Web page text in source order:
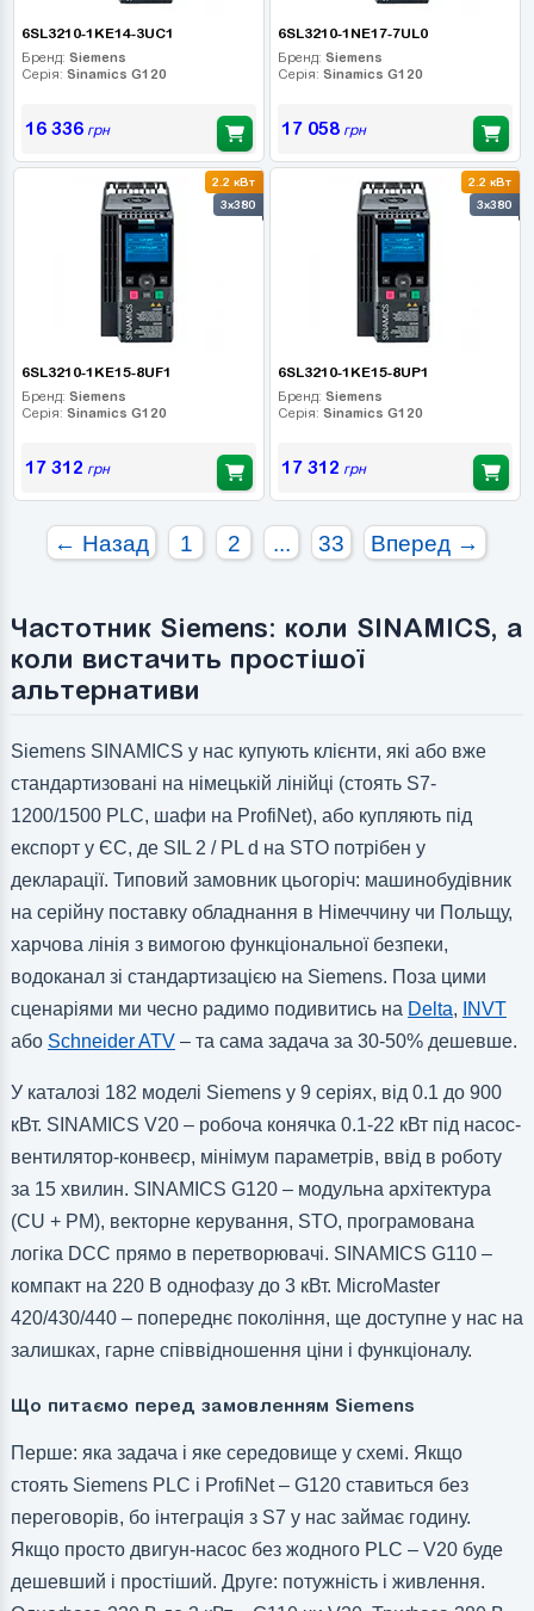
6SL3210-1KE14-3UC1
Бренд: Siemens
Серія: Sinamics G120
16 336грн
6SL3210-1NE17-7UL0
Бренд: Siemens
Серія: Sinamics G120
17 058грн
2.2 кВт
3x380
6SL3210-1KE15-8UF1
Бренд: Siemens
Серія: Sinamics G120
17 312 грн
2.2 кВт
3x380
6SL3210-1KE15-8UP1
Бренд: Siemens
Серія: Sinamics G120
17 312 грн
← Назад 1 2 ... 33 Вперед →
Частотник Siemens: коли SINAMICS, а
коли вистачить простішої
альтернативи
Siemens SINAMICS у нас купують клієнти, які або вже
стандартизовані на німецькій лінійці (стоять S7-
1200/1500 PLC, шафи на ProfiNet), або купляють під
експорт у ЄС, де SIL 2 / PL d на STO потрібен у
декларації. Типовий замовник цьогоріч: машинобудівник
на серійну поставку обладнання в Німеччину чи Польщу,
харчова лінія з вимогою функціональної безпеки,
водоканал зі стандартизацією на Siemens. Поза цими
сценаріями ми чесно радимо подивитись на Delta,
INVT
або Schneider ATV– та сама задача за 30-50% дешевше.
У каталозі 182 моделі Siemens у 9 серіях, від 0.1 до 900
кВт. SINAMICS V20 – робоча конячка 0.1-22 кВт під насос-
вентилятор-конвеєр, мінімум параметрів, ввід в роботу
за 15 хвилин. SINAMICS G120 – модульна архітектура
(CU + PM), векторне керування, STO, програмована
логіка DCC прямо в перетворювачі. SINAMICS G110 –
компакт на 220 В однофазу до 3 кВт. MicroMaster
420/430/440 – попереднє покоління, ще доступне у нас на
залишках, гарне співвідношення ціни і функціоналу.
Що питаємо перед замовленням Siemens
Перше: яка задача і яке середовище у схемі. Якщо
стоять Siemens PLC і ProfiNet – G120 ставиться без
переговорів, бо інтеграція з S7 у нас займає годину.
Якщо просто двигун-насос без жодного PLC – V20 буде
дешевший і простіший. Друге: потужність і живлення.